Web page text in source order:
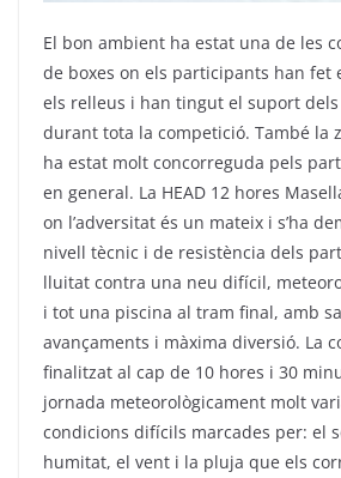
El bon ambient ha estat una de les
de boxes on els participants han fet
els relleus i han tingut el suport
durant tota la competició. També la
ha estat molt concorreguda pels
en general. La HEAD 12 hores
on l’adversitat és un mateix i s’ha
nivell tècnic i de resistència dels
lluitat contra una neu difícil,
i tot una piscina al tram final, amb
avançaments i màxima diversió. La
finalitzat al cap de 10 hores i 30
jornada meteorològicament molt
condicions difícils marcades per: el
humitat, el vent i la pluja que els